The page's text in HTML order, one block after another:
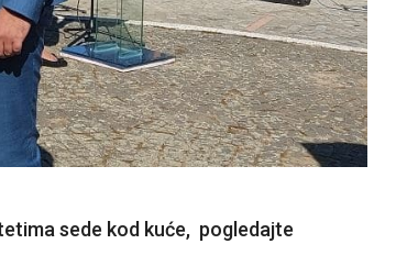
sede kod kuće, pogledajte